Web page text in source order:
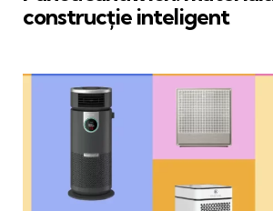
construcție inteligent